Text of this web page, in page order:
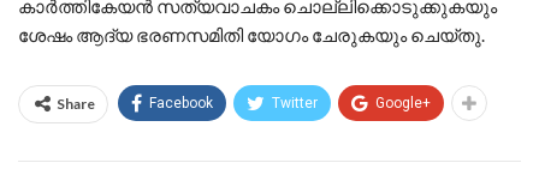
കാര്‍ത്തികേയന്‍ സത്യവാചകം ചൊല്ലിക്കൊടുക്കുകയും
ശേഷം ആദ്യ ഭരണസമിതി യോഗം ചേരുകയും ചെയ്തു.
Share Facebook Twitter Google+